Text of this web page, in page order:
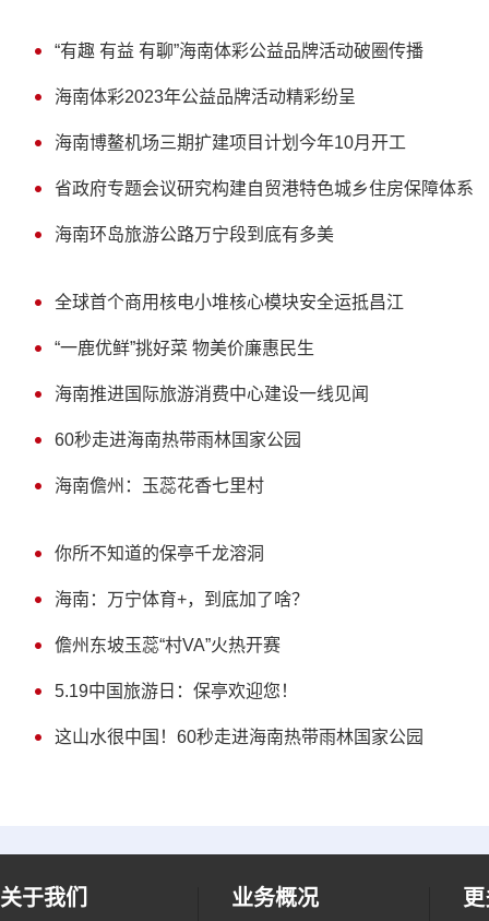
“有趣 有益 有聊”海南体彩公益品牌活动破圈传播
海南体彩2023年公益品牌活动精彩纷呈
海南博鳌机场三期扩建项目计划今年10月开工
省政府专题会议研究构建自贸港特色城乡住房保障体系
海南环岛旅游公路万宁段到底有多美
全球首个商用核电小堆核心模块安全运抵昌江
“一鹿优鲜”挑好菜 物美价廉惠民生
海南推进国际旅游消费中心建设一线见闻
60秒走进海南热带雨林国家公园
海南儋州：玉蕊花香七里村
你所不知道的保亭千龙溶洞
海南：万宁体育+，到底加了啥？
儋州东坡玉蕊“村VA”火热开赛
5.19中国旅游日：保亭欢迎您！
这山水很中国！60秒走进海南热带雨林国家公园
关于我们 业务概况